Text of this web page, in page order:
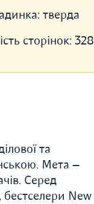
тверда
сторінок:328
та
Мета —
Серед
бестселери New